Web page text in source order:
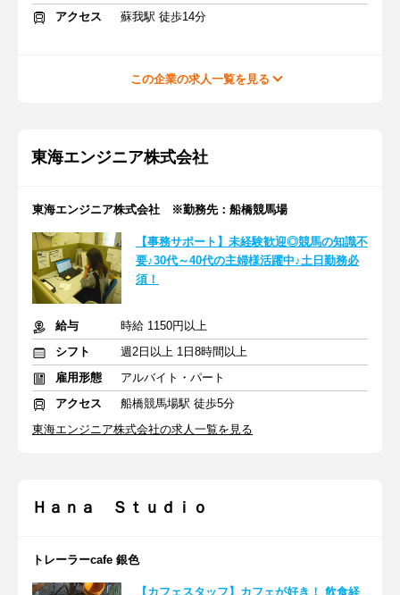
アクセス
蘇我駅 徒歩14分
この企業の求人一覧を見る
東海エンジニア株式会社
東海エンジニア株式会社 ※勤務先：船橋競馬場
【事務サポート】未経験歓迎◎競馬の知識不
要♪30代～40代の主婦様活躍中♪土日勤務必
須！
給与
時給 1150円以上
シフト
週2日以上 1日8時間以上
雇用形態
アルバイト・パート
アクセス
船橋競馬場駅 徒歩5分
東海エンジニア株式会社の求人一覧を見る
Ｈａｎａ Ｓｔｕｄｉｏ
トレーラーcafe 銀色
【カフェスタッフ】カフェが好き！ 飲食経